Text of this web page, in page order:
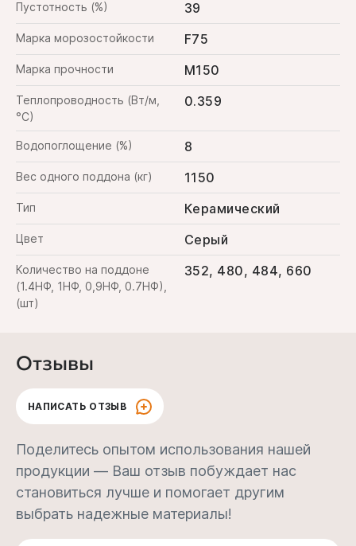
Пустотность (%) 39
Марка морозостойкости F75
Марка прочности M150
Теплопроводность (Вт/м,
°С)
0.359
Водопоглощение (%) 8
Вес одного поддона (кг) 1150
Тип Керамический
Цвет Серый
Количество на поддоне
(1.4НФ, 1НФ, 0,9НФ, 0.7НФ),
(шт)
352, 480, 484, 660
Отзывы
НАПИСАТЬ ОТЗЫВ
Поделитесь опытом использования нашей
продукции — Ваш отзыв побуждает нас
становиться лучше и помогает другим
выбрать надежные материалы!